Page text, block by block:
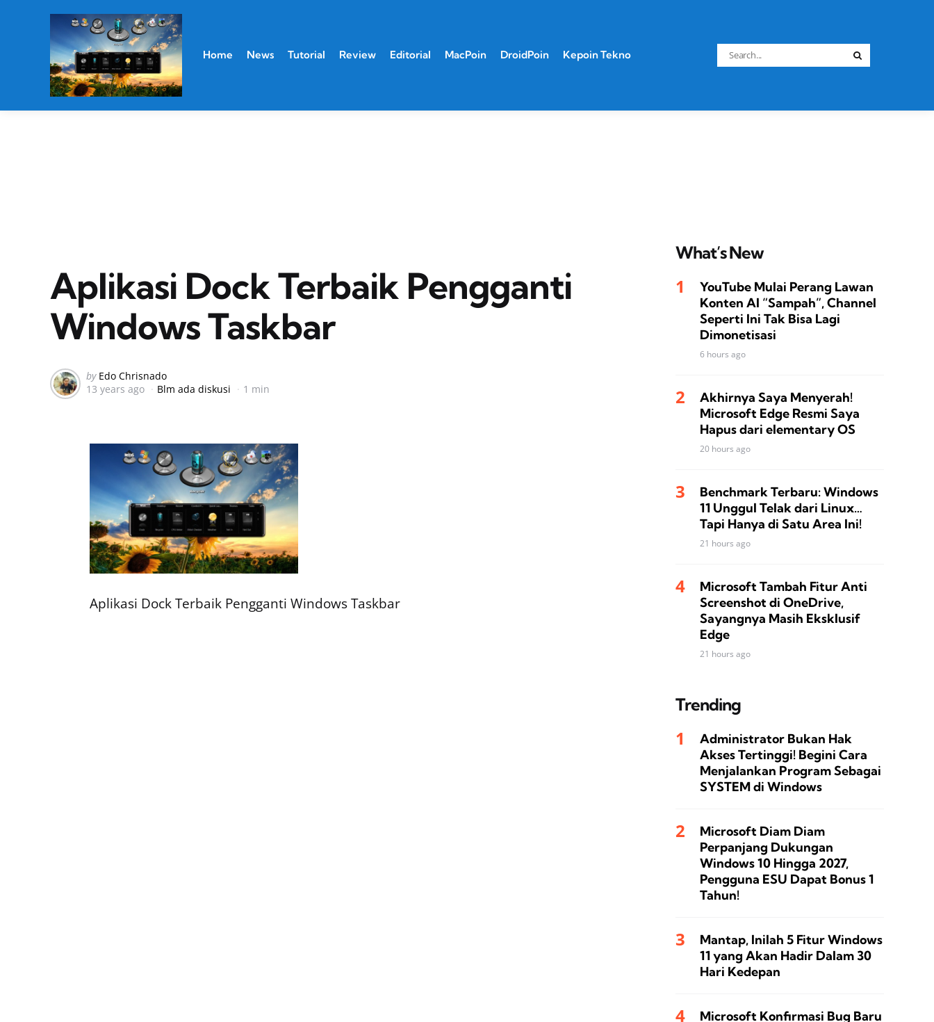
Home News Tutorial Review Editorial MacPoin DroidPoin Kepoin Tekno
Search
for:
Aplikasi Dock Terbaik Pengganti
Windows Taskbar
Posted
by
by Edo Chrisnado
13 years ago
Blm ada diskusi 1 min
Aplikasi Dock Terbaik Pengganti Windows Taskbar
What’s New
YouTube Mulai Perang Lawan
Konten AI “Sampah”, Channel
Seperti Ini Tak Bisa Lagi
Dimonetisasi
6 hours ago
Akhirnya Saya Menyerah!
Microsoft Edge Resmi Saya
Hapus dari elementary OS
20 hours ago
Benchmark Terbaru: Windows
11 Unggul Telak dari Linux…
Tapi Hanya di Satu Area Ini!
21 hours ago
Microsoft Tambah Fitur Anti
Screenshot di OneDrive,
Sayangnya Masih Eksklusif
Edge
21 hours ago
Trending
Administrator Bukan Hak
Akses Tertinggi! Begini Cara
Menjalankan Program Sebagai
SYSTEM di Windows
Microsoft Diam Diam
Perpanjang Dukungan
Windows 10 Hingga 2027,
Pengguna ESU Dapat Bonus 1
Tahun!
Mantap, Inilah 5 Fitur Windows
11 yang Akan Hadir Dalam 30
Hari Kedepan
Microsoft Konfirmasi Bug Baru